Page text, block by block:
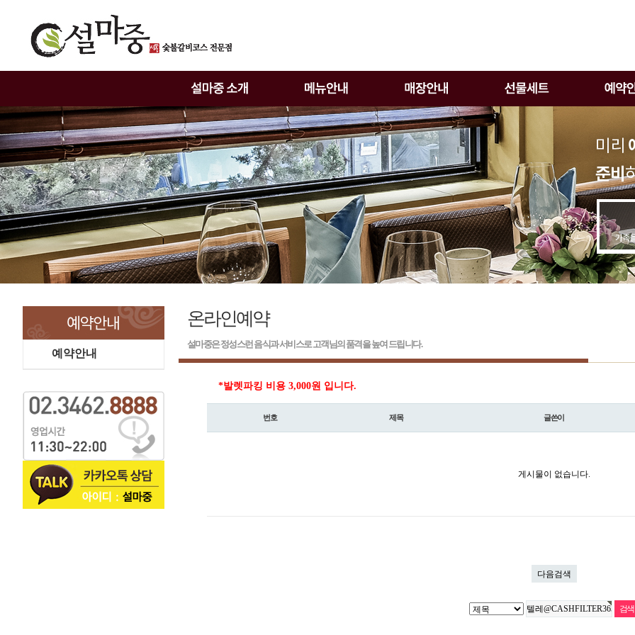
예약안내
온라인예약
설마중은 정성스런 음식과 서비스로 고객님의 품격을 높여 드립니다.
*발렛파킹 비용 3,000원 입니다.
번호 제목 글쓴이
게시물이 없습니다.
다음검색